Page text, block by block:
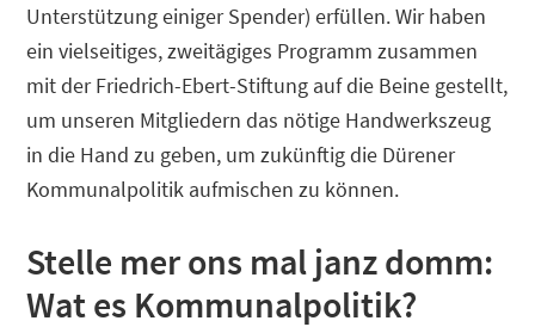
Unterstützung einiger Spender) erfüllen. Wir haben
ein vielseitiges, zweitägiges Programm zusammen
mit der Friedrich-Ebert-Stiftung auf die Beine gestellt,
um unseren Mitgliedern das nötige Handwerkszeug
in die Hand zu geben, um zukünftig die Dürener
Kommunalpolitik aufmischen zu können.
Stelle mer ons mal janz domm:
Wat es Kommunalpolitik?